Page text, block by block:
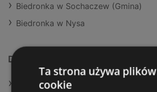
Biedronka w Sochaczew (Gmina)
Biedronka w Nysa
Dodatkowe łącza
Oferty Biedronka
Ta strona używa plików
cookie